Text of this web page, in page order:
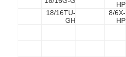
HP
8/6X-
HP
18/16TU-
GH